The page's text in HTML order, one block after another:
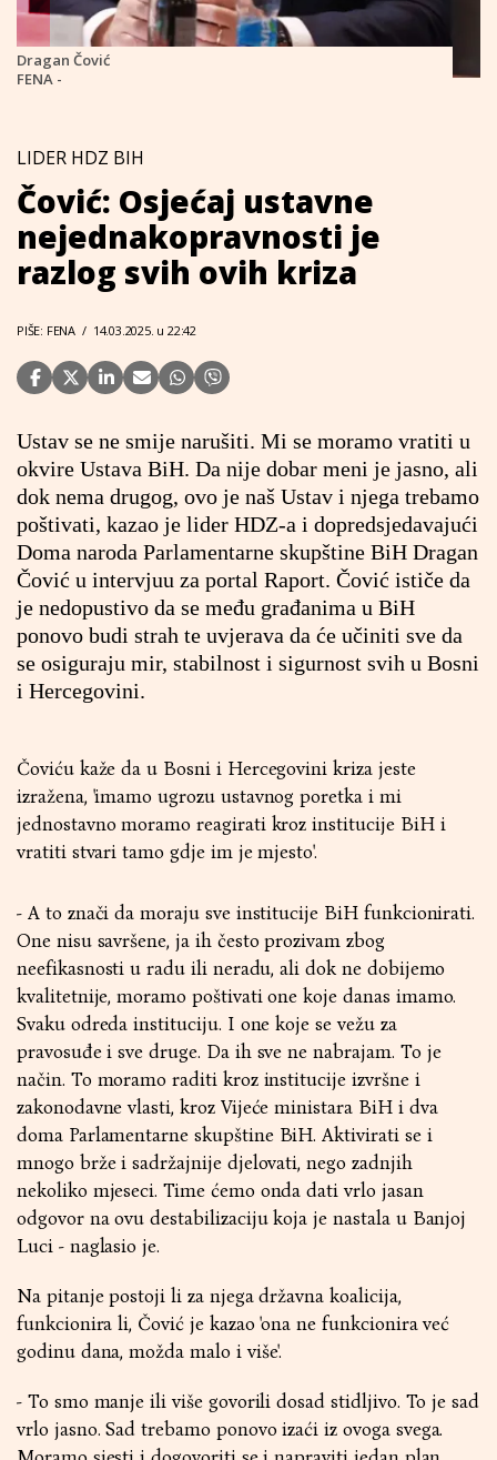
Dragan Čović
FENA -
LIDER HDZ BIH
Čović: Osjećaj ustavne
nejednakopravnosti je
razlog svih ovih kriza
PIŠE: FENA / 14.03.2025. u 22:42
Ustav se ne smije narušiti. Mi se moramo vratiti u
okvire Ustava BiH. Da nije dobar meni je jasno, ali
dok nema drugog, ovo je naš Ustav i njega trebamo
poštivati, kazao je lider HDZ-a i dopredsjedavajući
Doma naroda Parlamentarne skupštine BiH Dragan
Čović u intervjuu za portal Raport. Čović ističe da
je nedopustivo da se među građanima u BiH
ponovo budi strah te uvjerava da će učiniti sve da
se osiguraju mir, stabilnost i sigurnost svih u Bosni
i Hercegovini.
Čoviću kaže da u Bosni i Hercegovini kriza jeste
izražena, 'imamo ugrozu ustavnog poretka i mi
jednostavno moramo reagirati kroz institucije BiH i
vratiti stvari tamo gdje im je mjesto'.
- A to znači da moraju sve institucije BiH funkcionirati.
One nisu savršene, ja ih često prozivam zbog
neefikasnosti u radu ili neradu, ali dok ne dobijemo
kvalitetnije, moramo poštivati one koje danas imamo.
Svaku odreda instituciju. I one koje se vežu za
pravosuđe i sve druge. Da ih sve ne nabrajam. To je
način. To moramo raditi kroz institucije izvršne i
zakonodavne vlasti, kroz Vijeće ministara BiH i dva
doma Parlamentarne skupštine BiH. Aktivirati se i
mnogo brže i sadržajnije djelovati, nego zadnjih
nekoliko mjeseci. Time ćemo onda dati vrlo jasan
odgovor na ovu destabilizaciju koja je nastala u Banjoj
Luci - naglasio je.
Na pitanje postoji li za njega državna koalicija,
funkcionira li, Čović je kazao 'ona ne funkcionira već
godinu dana, možda malo i više'.
- To smo manje ili više govorili dosad stidljivo. To je sad
vrlo jasno. Sad trebamo ponovo izaći iz ovoga svega.